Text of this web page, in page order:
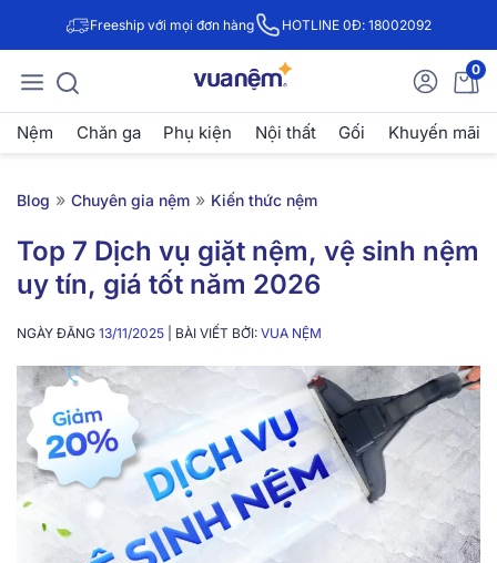
Freeship với mọi đơn hàng HOTLINE 0Đ: 18002092
0
Nệm Chăn ga Phụ kiện Nội thất Gối Khuyến mãi
Blog » Chuyên gia nệm » Kiến thức nệm
Top 7 Dịch vụ giặt nệm, vệ sinh nệm
uy tín, giá tốt năm 2026
NGÀY ĐĂNG 13/11/2025 | BÀI VIẾT BỞI: VUA NỆM